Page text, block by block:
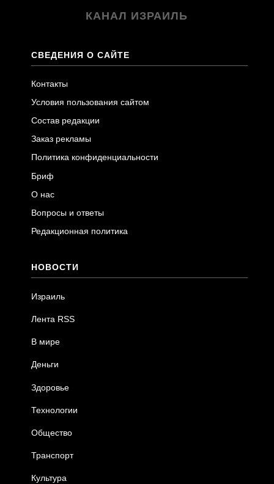
КАНАЛ ИЗРАИЛЬ
СВЕДЕНИЯ О САЙТЕ
Контакты
Условия пользования сайтом
Состав редакции
Заказ рекламы
Политика конфиденциальности
Бриф
О нас
Вопросы и ответы
Редакционная политика
НОВОСТИ
Израиль
Лента RSS
В мире
Деньги
Здоровье
Технологии
Общество
Транспорт
Культура